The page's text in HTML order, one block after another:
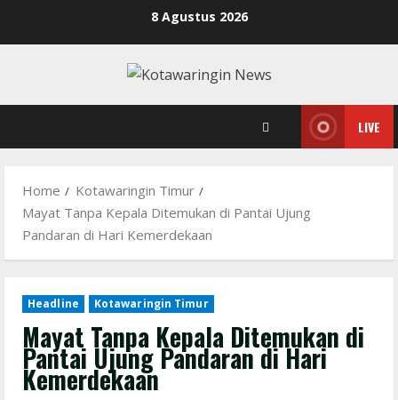
8 Agustus 2026
LIVE
Home
Kotawaringin Timur
Mayat Tanpa Kepala Ditemukan di Pantai Ujung
Pandaran di Hari Kemerdekaan
Headline Kotawaringin Timur
Mayat Tanpa Kepala Ditemukan di
Pantai Ujung Pandaran di Hari
Kemerdekaan